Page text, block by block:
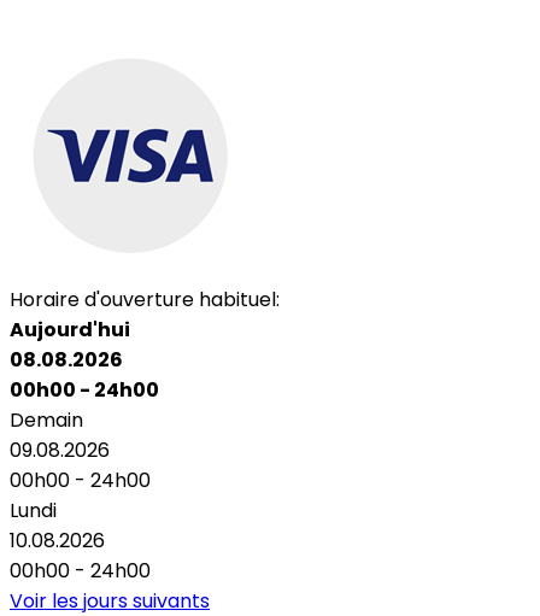
Horaire d'ouverture habituel:
Aujourd'hui
08.08.2026
00h00 - 24h00
Demain
09.08.2026
00h00 - 24h00
Lundi
10.08.2026
00h00 - 24h00
Voir les jours suivants